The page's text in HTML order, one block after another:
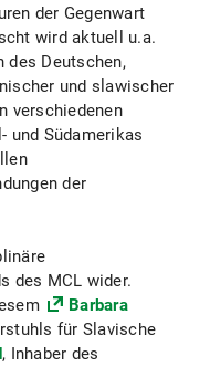
der Gegenwart
wird aktuell u.a.
des Deutschen,
und slawischer
verschiedenen
und Südamerikas
der
des MCL wider.
Barbara
für Slavische
, Inhaber des